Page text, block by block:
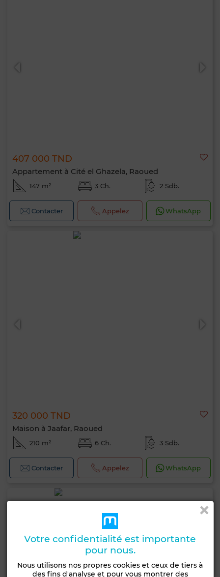
407 000 TND
Appartement à Cité el Ghazela, Raoued
147 m² 3 Ch. 2 Sdb.
Contacter Appelez WhatsApp
320 000 TND
Maison à Jaafar, Raoued
210 m² 6 Ch. 3 Sdb.
Contacter Appelez WhatsApp
Votre confidentialité est importante
pour nous.
Nous utilisons nos propres cookies et ceux de tiers à
des fins d'analyse et pour vous montrer des